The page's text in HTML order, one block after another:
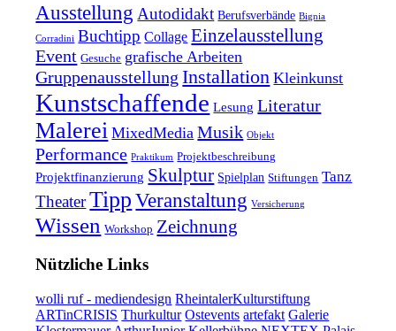
Ausstellung Autodidakt Berufsverbände Bignia
Corradini Buchtipp Collage Einzelausstellung
Event Gesuche grafische Arbeiten
Gruppenausstellung Installation Kleinkunst
Kunstschaffende Lesung Literatur
Malerei MixedMedia Musik Objekt
Performance Praktikum Projektbeschreibung
Projektfinanzierung Skulptur Spielplan Stiftungen Tanz
TheaterTipp Veranstaltung Versicherung
Wissen Workshop Zeichnung
Nützliche Links
wolli ruf - mediendesign RheintalerKulturstiftung
ARTinCRISIS Thurkultur Ostevents artefakt Galerie